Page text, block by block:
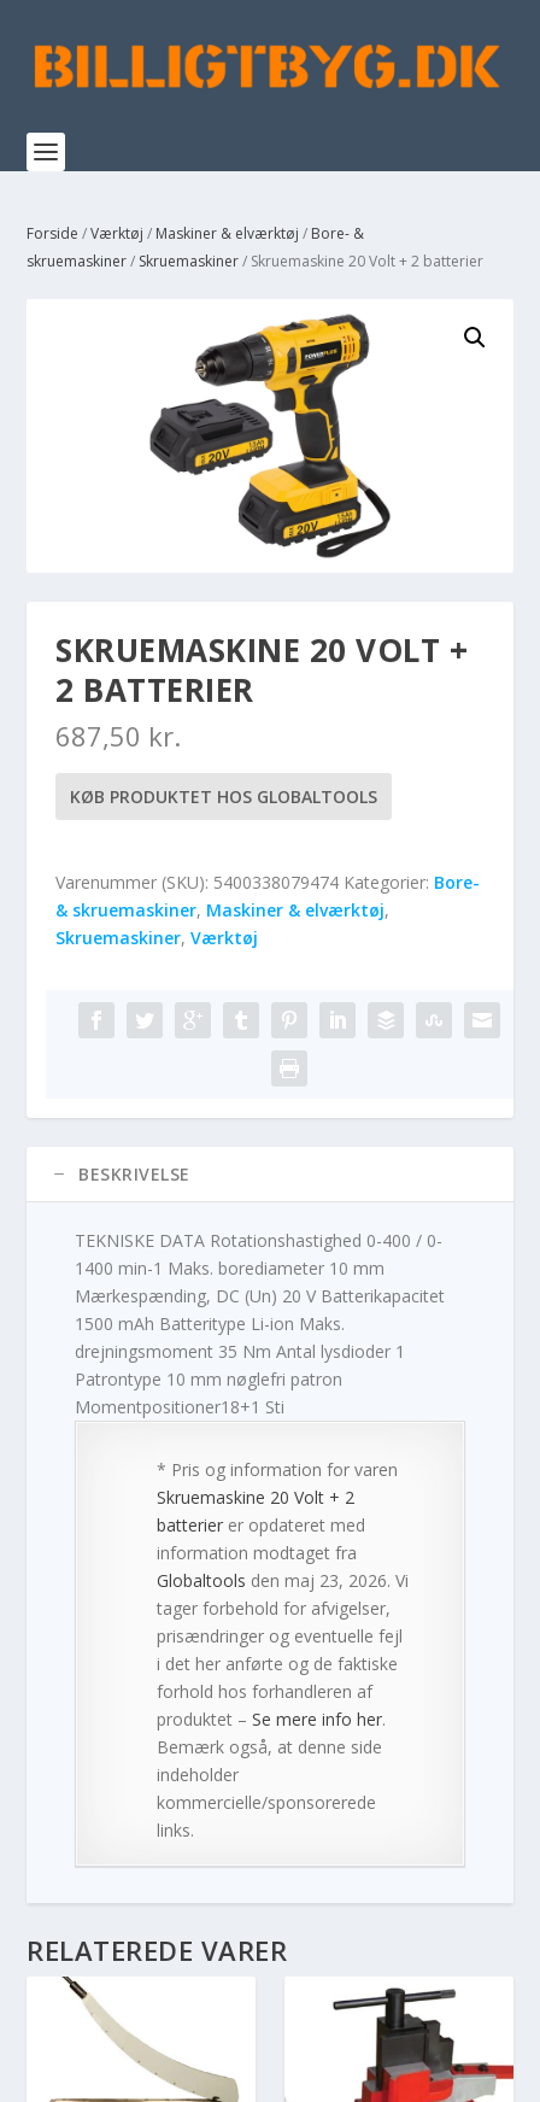
Forside /Værktøj / Maskiner & elværktøj / Bore- &
skruemaskiner/ Skruemaskiner/ Skruemaskine 20 Volt + 2 batterier
SKRUEMASKINE 20 VOLT +
2 BATTERIER
687,50 kr.
KØB PRODUKTET HOS GLOBALTOOLS
Varenummer (SKU): 5400338079474 Kategorier: Bore-
& skruemaskiner, Maskiner & elværktøj,
Skruemaskiner,Værktøj
BESKRIVELSE
TEKNISKE DATA Rotationshastighed 0-400 / 0-
1400 min-1 Maks. borediameter 10 mm
Mærkespænding, DC (Un) 20 V Batterikapacitet
1500 mAh Batteritype Li-ion Maks.
drejningsmoment 35 Nm Antal lysdioder 1
Patrontype 10 mm nøglefri patron
Momentpositioner18+1 Sti
* Pris og information for varen
Skruemaskine 20 Volt + 2
batterier er opdateret med
information modtaget fra
Globaltools den maj 23, 2026. Vi
tager forbehold for afvigelser,
prisændringer og eventuelle fejl
i det her anførte og de faktiske
forhold hos forhandleren af
produktet –Se mere info her.
Bemærk også, at denne side
indeholder
kommercielle/sponsorerede
links.
RELATEREDE VARER